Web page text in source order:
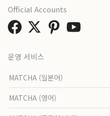
운영 서비스
MATCHA (일본어)
MATCHA (영어)
Official Accounts